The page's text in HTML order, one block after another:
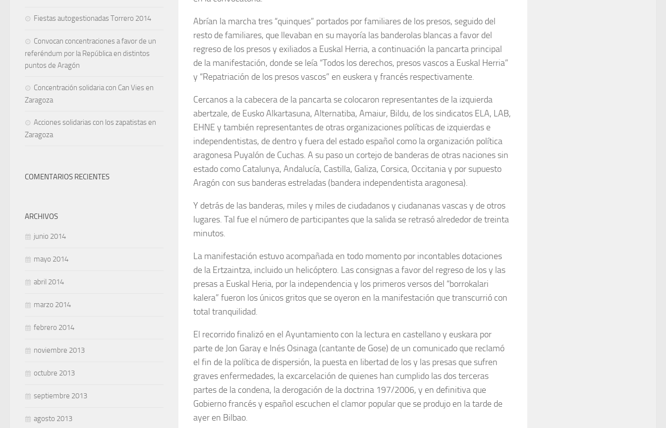
Abrían la marcha tres “quinques” portados por familiares de los presos, seguido del
resto de familiares, que llevaban en su mayoría las banderolas blancas a favor del
regreso de los presos y exiliados a Euskal Herria, a continuación la pancarta principal
de la manifestación, donde se leía “Todos los derechos, presos vascos a Euskal Herria”
y “Repatriación de los presos vascos” en euskera y francés respectivamente.
Cercanos a la cabecera de la pancarta se colocaron representantes de la izquierda
abertzale, de Eusko Alkartasuna, Alternatiba, Amaiur, Bildu, de los sindicatos ELA, LAB,
EHNE y también representantes de otras organizaciones políticas de izquierdas e
independentistas, de dentro y fuera del estado español como la organización política
aragonesa Puyalón de Cuchas. A su paso un cortejo de banderas de otras naciones sin
estado como Catalunya, Andalucía, Castilla, Galiza, Corsica, Occitania y por supuesto
Aragón con sus banderas estreladas (bandera independentista aragonesa).
Y detrás de las banderas, miles y miles de ciudadanos y ciudananas vascas y de otros
lugares. Tal fue el número de participantes que la salida se retrasó alrededor de treinta
minutos.
La manifestación estuvo acompañada en todo momento por incontables dotaciones
de la Ertzaintza, incluido un helicóptero. Las consignas a favor del regreso de los y las
presas a Euskal Heria, por la independencia y los primeros versos del “borrokalari
kalera” fueron los únicos gritos que se oyeron en la manifestación que transcurrió con
total tranquilidad.
El recorrido finalizó en el Ayuntamiento con la lectura en castellano y euskara por
parte de Jon Garay e Inés Osinaga (cantante de Gose) de un comunicado que reclamó
el fin de la política de dispersión, la puesta en libertad de los y las presas que sufren
graves enfermedades, la excarcelación de quienes han cumplido las dos terceras
partes de la condena, la derogación de la doctrina 197/2006, y en definitiva que
Gobierno francés y español escuchen el clamor popular que se produjo en la tarde de
ayer en Bilbao.
Fiestas autogestionadas Torrero 2014
Convocan concentraciones a favor de un
referéndum por la República en distintos
puntos de Aragón
Concentración solidaria con Can Vies en
Zaragoza
Acciones solidarias con los zapatistas en
Zaragoza
COMENTARIOS RECIENTES
ARCHIVOS
junio 2014
mayo 2014
abril 2014
marzo 2014
febrero 2014
noviembre 2013
octubre 2013
septiembre 2013
agosto 2013